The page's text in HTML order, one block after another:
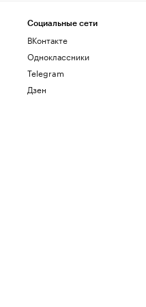
Социальные сети
ВКонтакте
Одноклассники
Telegram
Дзен